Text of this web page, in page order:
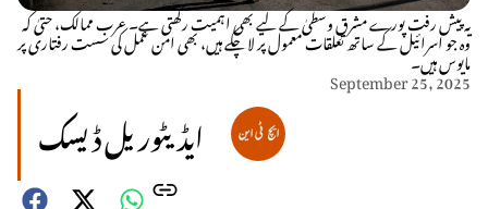
یہ پیش رفت پورے مشرقِ وسطیٰ کے لیے بھی اہمیت رکھتی ہے۔ عرب ممالک، حتیٰ کہ
وہ جو اسرائیل کے ساتھ تعلقات معمول پر لا چکے ہیں، بھی امن عمل کی سست رفتاری پر
مایوس ہیں۔
September 25, 2025
ایڈیٹوریل ڈیسک